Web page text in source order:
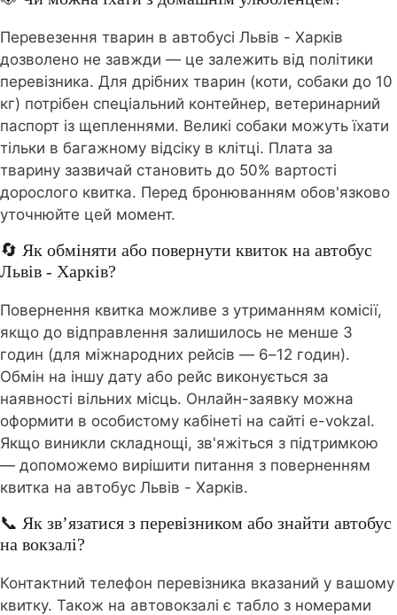
Перевезення тварин в автобусі Львів - Харків
дозволено не завжди — це залежить від політики
перевізника. Для дрібних тварин (коти, собаки до 10
кг) потрібен спеціальний контейнер, ветеринарний
паспорт із щепленнями. Великі собаки можуть їхати
тільки в багажному відсіку в клітці. Плата за
тварину зазвичай становить до 50% вартості
дорослого квитка. Перед бронюванням обов'язково
уточнюйте цей момент.
🔄 Як обміняти або повернути квиток на автобус
Львів - Харків?
Повернення квитка можливе з утриманням комісії,
якщо до відправлення залишилось не менше 3
годин (для міжнародних рейсів — 6–12 годин).
Обмін на іншу дату або рейс виконується за
наявності вільних місць. Онлайн-заявку можна
оформити в особистому кабінеті на сайті e-vokzal.
Якщо виникли складнощі, зв'яжіться з підтримкою
— допоможемо вирішити питання з поверненням
квитка на автобус Львів - Харків.
📞 Як зв’язатися з перевізником або знайти автобус
на вокзалі?
Контактний телефон перевізника вказаний у вашому
квитку. Також на автовокзалі є табло з номерами